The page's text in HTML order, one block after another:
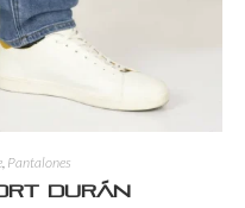
, Pantalones
DURÁN